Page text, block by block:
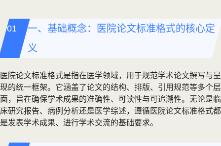
一、基础概念：医院论文标准格式的核心定
义
医院论文标准格式是指在医学领域，用于规范学术论文撰写与呈
现的统一框架。它涵盖了论文的结构、排版、引用规范等多个层
面，旨在确保学术成果的准确性、可读性与可追溯性。无论是临
床研究报告、病例分析还是医学综述，遵循医院论文标准格式都
是发表学术成果、进行学术交流的基础要求。